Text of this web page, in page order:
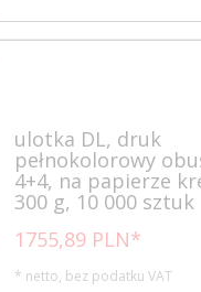
ulotka DL, druk
pełnokolorowy
4+4, na papierze
300 g, 10 000 sztuk
1755,89 PLN*
* netto, bez podatku VAT